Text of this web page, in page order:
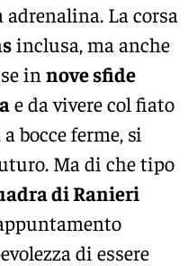
La corsa
inclusa, ma anche
in nove sfide
e da vivere col fiato
bocce ferme, si
Ma di che tipo
di Ranieri
di essere